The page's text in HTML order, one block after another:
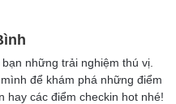
những trải nghiệm thú vị.
để khám phá những điểm
hay các điểm checkin hot nhé!